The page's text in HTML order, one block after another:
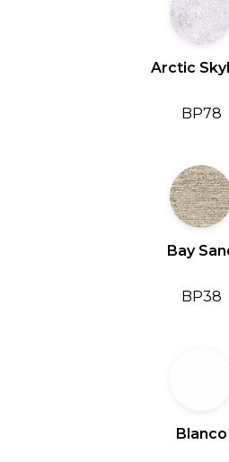
Arctic
BP78
Bay
BP38
Blanco